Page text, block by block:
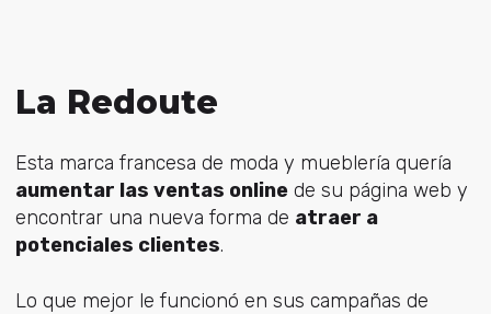
La Redoute
Esta marca francesa de moda y mueblería quería
aumentar las ventas onlinede su página web y
encontrar una nueva forma de atraer a
potenciales clientes.
Lo que mejor le funcionó en sus campañas de